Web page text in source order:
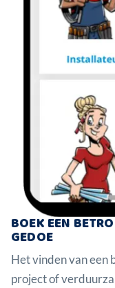
BOEK EEN
GEDOE
Het vinden van een
project of